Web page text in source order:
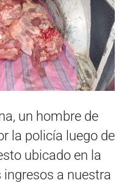
un hombre de
la policía luego de
ubicado en la
ingresos a nuestra